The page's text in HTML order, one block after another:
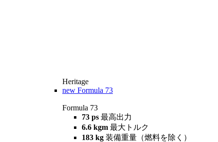
Heritage
new Formula 73
Formula 73
73 ps 最高出力
6.6 kgm 最大トルク
183 kg 装備重量（燃料を除く）